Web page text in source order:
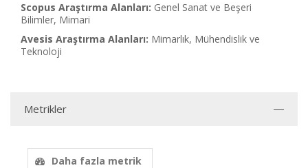
Scopus Araştırma Alanları: Genel Sanat ve Beşeri
Bilimler, Mimari
Avesis Araştırma Alanları: Mimarlık, Mühendislik ve
Teknoloji
Metrikler
Daha fazla metrik